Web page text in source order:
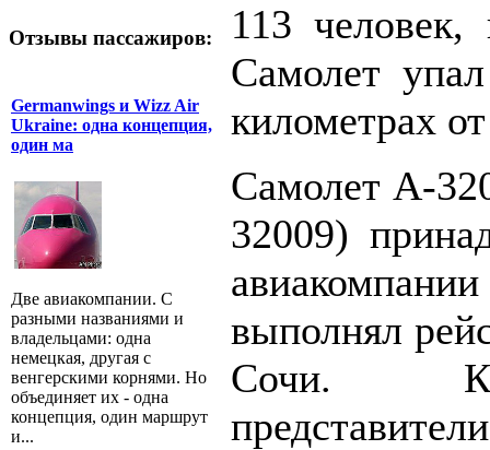
Отзывы пассажиров:
Germanwings и Wizz Air
Ukraine: одна концепция,
один ма
Две авиакомпании. С
разными названиями и
владельцами: одна
немецкая, другая с
венгерскими корнями. Но
объединяет их - одна
концепция, один маршрут
и...
113
Самолет
километрах
Самолет А-
32009)
выполнял
Сочи.